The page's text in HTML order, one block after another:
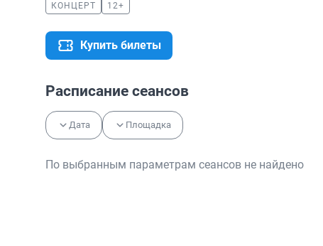
КОНЦЕРТ 12+
Купить билеты
Расписание сеансов
Дата Площадка
По выбранным параметрам сеансов не найдено